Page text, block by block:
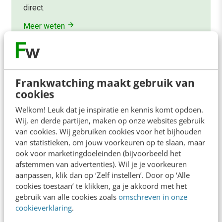
Frankwatching maakt gebruik van
cookies
Welkom! Leuk dat je inspiratie en kennis komt opdoen.
Wij, en derde partijen, maken op onze websites gebruik
van cookies. Wij gebruiken cookies voor het bijhouden
van statistieken, om jouw voorkeuren op te slaan, maar
ook voor marketingdoeleinden (bijvoorbeeld het
afstemmen van advertenties). Wil je je voorkeuren
aanpassen, klik dan op ‘Zelf instellen’. Door op ‘Alle
cookies toestaan’ te klikken, ga je akkoord met het
gebruik van alle cookies zoals omschreven in onze
cookieverklaring.
direct.
Meer weten
Contact Redactie
redactie@frankwatching.com
+31 30 200 1045
Tarieven
Meer contactopties
Frankwatching